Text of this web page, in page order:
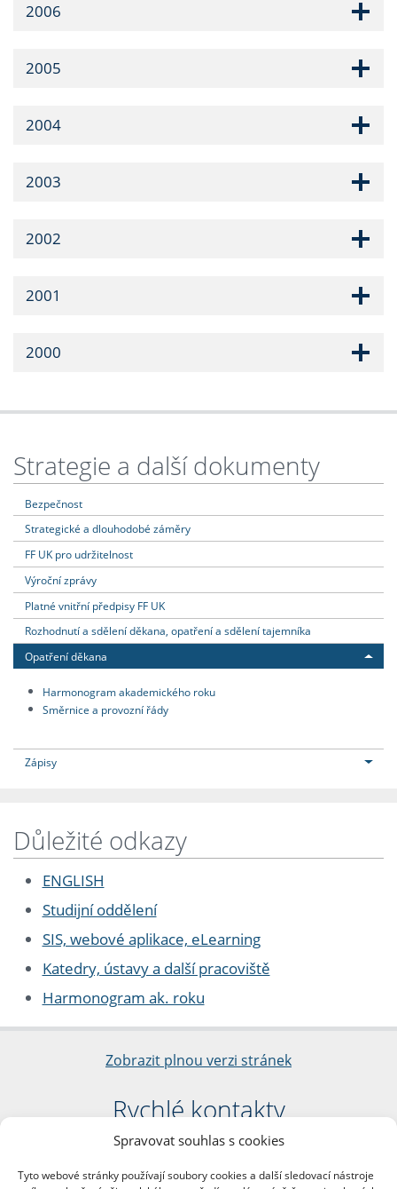
Spravovat souhlas s cookies
Tyto webové stránky používají soubory cookies a další sledovací nástroje
2006
2005
2004
2003
2002
2001
2000
Strategie a další dokumenty
Bezpečnost
Strategické a dlouhodobé záměry
FF UK pro udržitelnost
Výroční zprávy
Platné vnitřní předpisy FF UK
Rozhodnutí a sdělení děkana, opatření a sdělení tajemníka
Opatření děkana
Harmonogram akademického roku
Směrnice a provozní řády
Zápisy
Důležité odkazy
ENGLISH
Studijní oddělení
SIS, webové aplikace, eLearning
Katedry, ústavy a další pracoviště
Harmonogram ak. roku
Zobrazit plnou verzi stránek
Rychlé kontakty
Filozofická fakulta
nám. Jana Palacha 1/2